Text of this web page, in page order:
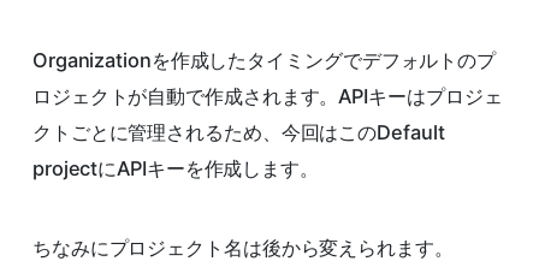
Organizationを作成したタイミングでデフォルトのプ
ロジェクトが自動で作成されます。APIキーはプロジェ
クトごとに管理されるため、今回はこのDefault
projectにAPIキーを作成します。
ちなみにプロジェクト名は後から変えられます。